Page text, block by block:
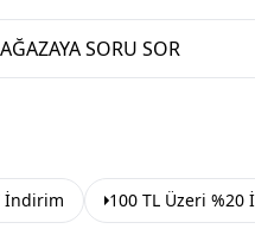
SORU SOR
İndirim 100 TL Üzeri %20